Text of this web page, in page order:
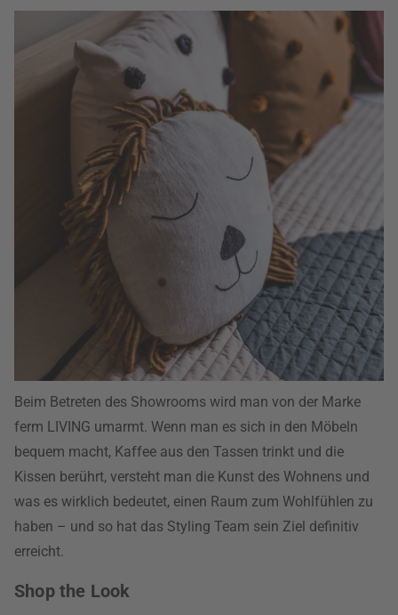
Beim Betreten des Showrooms wird man von der Marke
ferm LIVING umarmt. Wenn man es sich in den Möbeln
bequem macht, Kaffee aus den Tassen trinkt und die
Kissen berührt, versteht man die Kunst des Wohnens und
was es wirklich bedeutet, einen Raum zum Wohlfühlen zu
haben – und so hat das Styling Team sein Ziel definitiv
erreicht.
Shop the Look